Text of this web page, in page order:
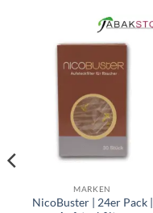
MARKEN
NicoBuster | 24er Pack |